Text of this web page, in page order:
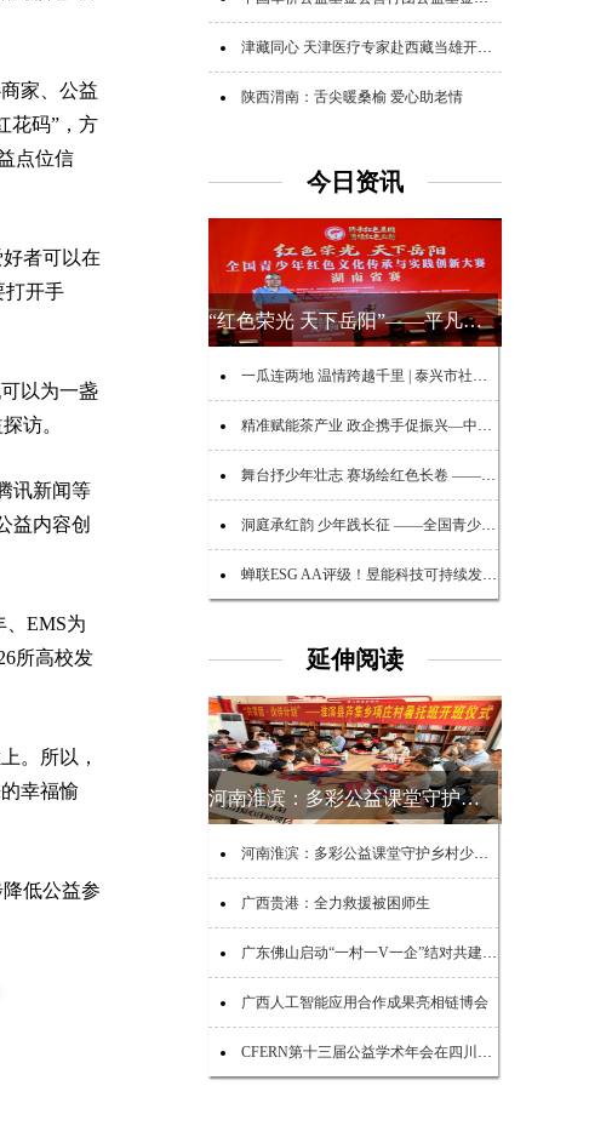
津藏同心 天津医疗专家赴西藏当雄开展公益帮扶
陕西渭南：舌尖暖桑榆 爱心助老情
今日资讯
“红色荣光 天下岳阳”——平凡坚守护航红赛 青春力量传承初心
一瓜连两地 温情跨越千里 | 泰兴市社会组织开展跨省公益助农暨夏日送清凉服务
精准赋能茶产业 政企携手促振兴—中国燃气公益基金会赴江西茭湖乡开展乡村振兴公益行
舞台抒少年壮志 赛场绘红色长卷 —— 全省学子多元展演赓续湖湘革命血脉
洞庭承红韵 少年践长征 ——全国青少年红色文化传承与实践创新大赛湖南省赛在岳阳举办
蝉联ESG AA评级！昱能科技可持续发展能力再获Wind权威认可
延伸阅读
河南淮滨：多彩公益课堂守护乡村少年夏日时光
河南淮滨：多彩公益课堂守护乡村少年夏日时光
广西贵港：全力救援被困师生
广东佛山启动“一村一V一企”结对共建助力“百千万工程”活动
广西人工智能应用合作成果亮相链博会
CFERN第十三届公益学术年会在四川峨眉山启幕
家、公益
花码”，方
点位信
者可以在
打开手
以为一盏
访。
讯新闻等
益内容创
、EMS为
所高校发
。所以，
幸福愉
低公益参